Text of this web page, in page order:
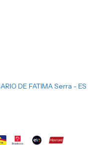
DE FATIMA Serra - ES